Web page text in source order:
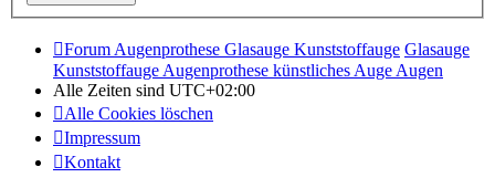
Forum Augenprothese Glasauge Kunststoffauge Glasauge
Kunststoffauge Augenprothese künstliches Auge Augen
Alle Zeiten sind UTC+02:00
Alle Cookies löschen
Impressum
Kontakt